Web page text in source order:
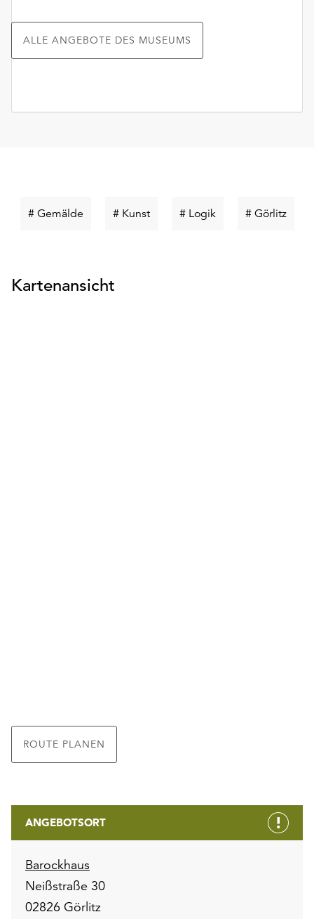
ALLE ANGEBOTE DES MUSEUMS
# GemäldeSchlüsselwort
# KunstSchlüsselwort
# LogikSchlüsselwort
# Görlitz
Kartenansicht
ROUTE PLANEN
ANGEBOTSORT
Barockhaus
Neißstraße 30
02826 Görlitz